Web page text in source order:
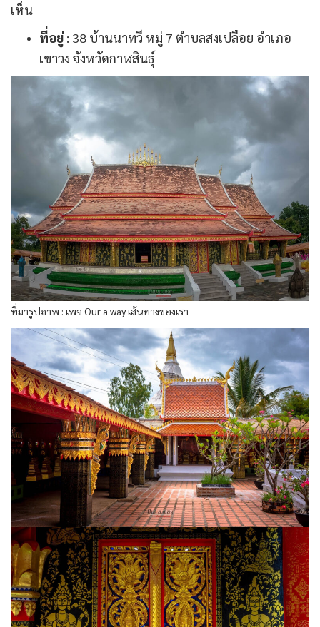
เห็น
ที่อยู่: 38 บ้านนาทวี หมู่ 7 ตำบลสงเปลือย อำเภอ
เขาวง จังหวัดกาฬสินธุ์
ที่มารูปภาพ : เพจ Our a way เส้นทางของเรา